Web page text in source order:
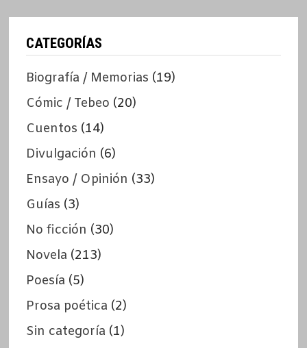
CATEGORÍAS
Biografía / Memorias (19)
Cómic / Tebeo (20)
Cuentos (14)
Divulgación (6)
Ensayo / Opinión (33)
Guías (3)
No ficción (30)
Novela (213)
Poesía (5)
Prosa poética (2)
Sin categoría (1)